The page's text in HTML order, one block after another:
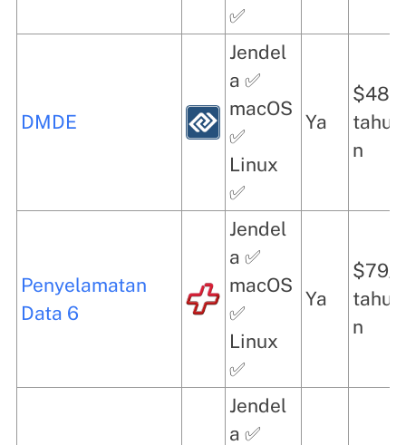
✅
DMDE
Jendel
a ✅
macOS
✅
Linux
✅
Ya
$48/
tahu
n
Penyelamatan
Data 6
Jendel
a ✅
macOS
✅
Linux
✅
Ya
$79/
tahu
n
Jendel
a ✅